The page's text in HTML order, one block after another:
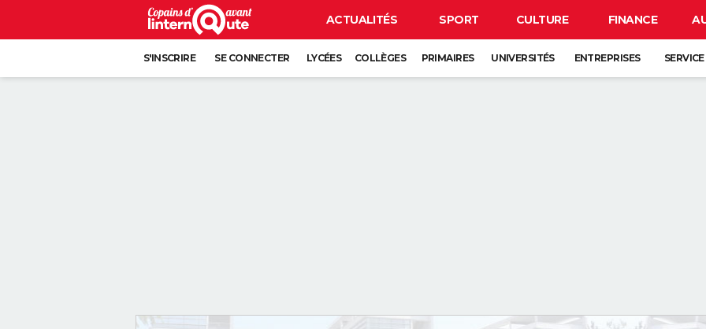
ACTUALITÉS SPORT CULTURE FINANCE
S'INSCRIRE SE CONNECTER LYCÉES COLLÈGES PRIMAIRES UNIVERSITÉS ENTREPRISES